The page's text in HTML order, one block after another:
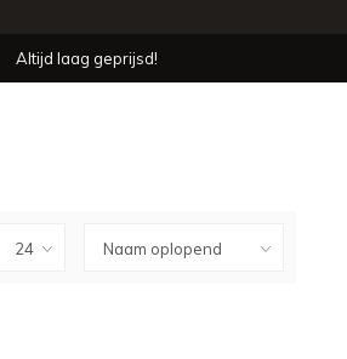
Altijd laag geprijsd!